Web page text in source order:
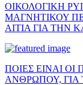
ΟΙΚΟΛΟΓΙΚΗ
ΜΑΓΝΗΤΙΚΟΥ
ΑΙΤΙΑ ΓΙΑ ΤΗΝ
ΠΟΙΕΣ ΕΙΝΑΙ
ΑΝΘΡΩΠΟΥ, ΓΙΑ